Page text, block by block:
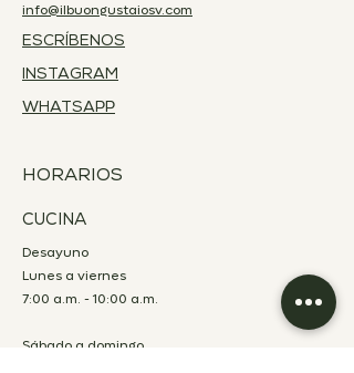
info@ilbuongustaiosv.com
ESCRÍBENOS
INSTAGRAM
WHATSAPP
HORARIOS
CUCINA
Desayuno
Lunes a viernes
7:00 a.m. - 10:00 a.m.
Sábado a domingo